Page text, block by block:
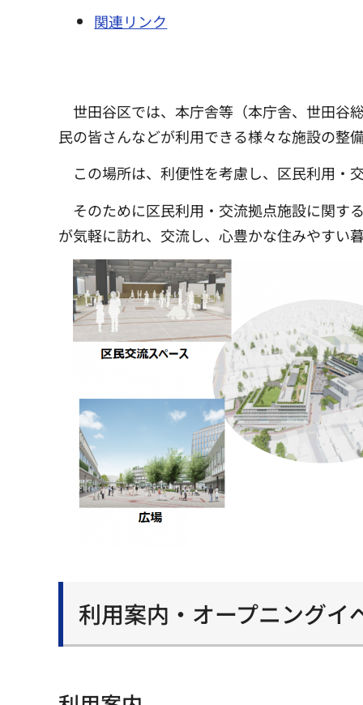
関連リンク
世田谷区では、本庁舎等（本庁舎、世田谷
民の皆さんなどが利用できる様々な施設の整
この場所は、利便性を考慮し、区民利用・
そのために区民利用・交流拠点施設に関す
が気軽に訪れ、交流し、心豊かな住みやすい
利用案内・オープニングイ